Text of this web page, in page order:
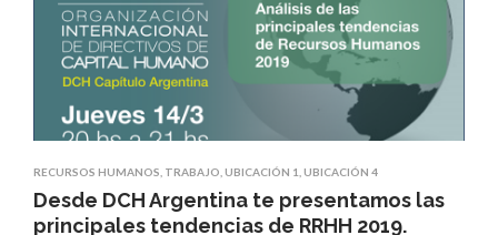
RECURSOS HUMANOS, TRABAJO,UBICACIÓN 1,UBICACIÓN 4
Desde DCH Argentina te presentamos las
principales tendencias de RRHH 2019.